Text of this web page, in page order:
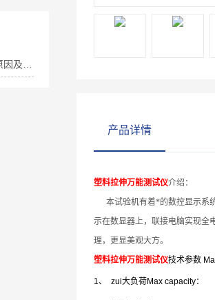
产品详情
塑料拉伸万能测试仪介绍：
本试验机有着*的数控显示系统
示在数显器上，联接电脑实现全
理，更显美观大方。
塑料拉伸万能测试仪技术参数
1、 zui大负荷Max